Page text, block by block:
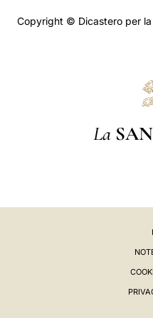
Copyright © Dicastero per
La